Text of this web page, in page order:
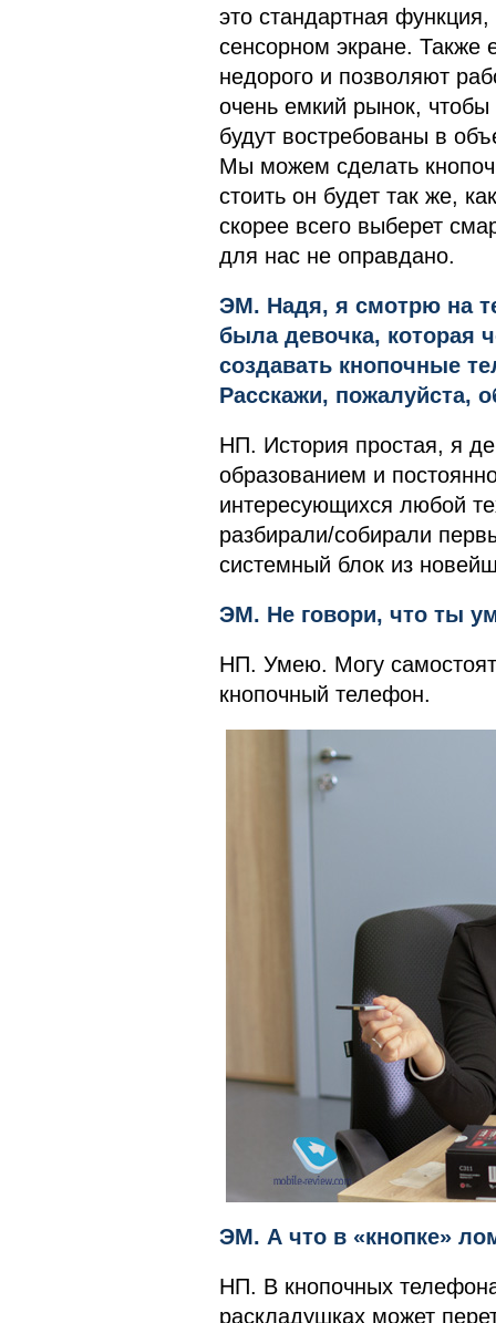
это стандартная
сенсорном экране. Также
недорого и позволяют
очень емкий рынок,
будут востребованы в
Мы можем сделать
стоить он будет так же,
скорее всего выберет
для нас не оправдано.
ЭМ. Надя, я смотрю на
была девочка, которая
создавать кнопочные
Расскажи, пожалуйста,
НП. История простая, я
образованием и
интересующихся любой
разбирали/собирали
системный блок из
ЭМ. Не говори, что ты
НП. Умею. Могу
кнопочный телефон.
ЭМ. А что в «кнопке»
НП. В кнопочных
раскладушках может